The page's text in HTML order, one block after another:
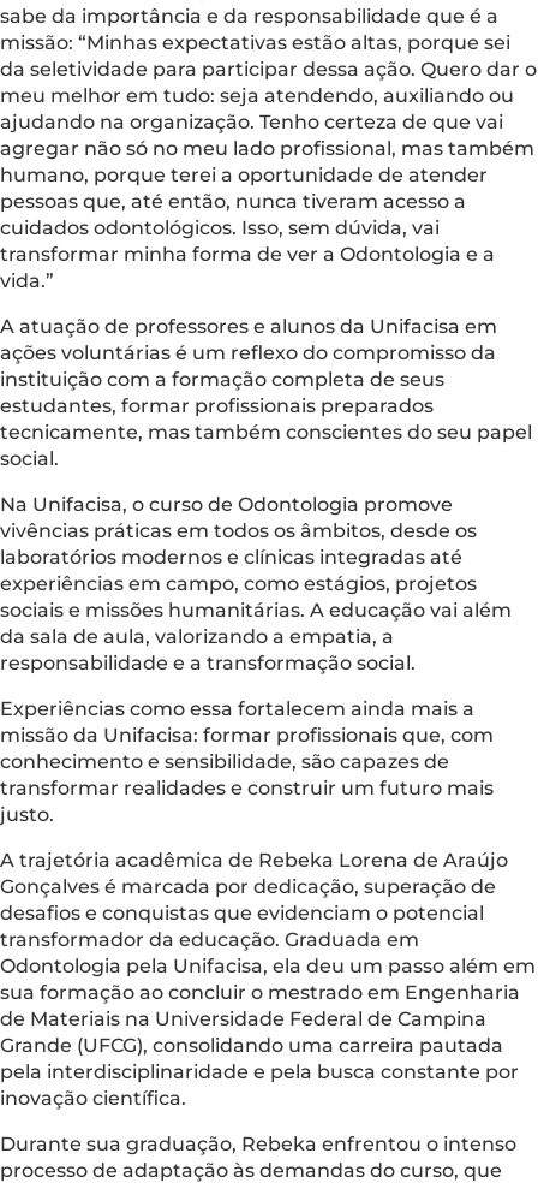
sabe da importância e da responsabilidade que é a
missão: “Minhas expectativas estão altas, porque sei
da seletividade para participar dessa ação. Quero dar o
meu melhor em tudo: seja atendendo, auxiliando ou
ajudando na organização. Tenho certeza de que vai
agregar não só no meu lado profissional, mas também
humano, porque terei a oportunidade de atender
pessoas que, até então, nunca tiveram acesso a
cuidados odontológicos. Isso, sem dúvida, vai
transformar minha forma de ver a Odontologia e a
vida.”
A atuação de professores e alunos da Unifacisa em
ações voluntárias é um reflexo do compromisso da
instituição com a formação completa de seus
estudantes, formar profissionais preparados
tecnicamente, mas também conscientes do seu papel
social.
Na Unifacisa, o curso de Odontologia promove
vivências práticas em todos os âmbitos, desde os
laboratórios modernos e clínicas integradas até
experiências em campo, como estágios, projetos
sociais e missões humanitárias. A educação vai além
da sala de aula, valorizando a empatia, a
responsabilidade e a transformação social.
Experiências como essa fortalecem ainda mais a
missão da Unifacisa: formar profissionais que, com
conhecimento e sensibilidade, são capazes de
transformar realidades e construir um futuro mais
justo.
A trajetória acadêmica de Rebeka Lorena de Araújo
Gonçalves é marcada por dedicação, superação de
desafios e conquistas que evidenciam o potencial
transformador da educação. Graduada em
Odontologia pela Unifacisa, ela deu um passo além em
sua formação ao concluir o mestrado em Engenharia
de Materiais na Universidade Federal de Campina
Grande (UFCG), consolidando uma carreira pautada
pela interdisciplinaridade e pela busca constante por
inovação científica.
Durante sua graduação, Rebeka enfrentou o intenso
processo de adaptação às demandas do curso, que